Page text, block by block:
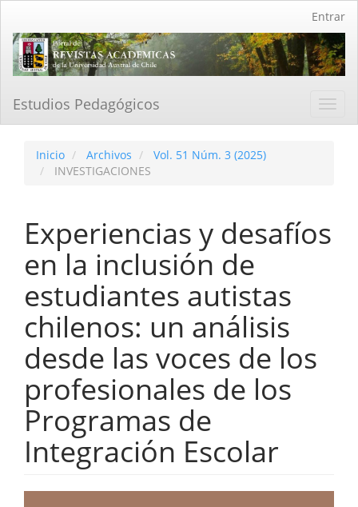
Contenido
principal
Barra
Entrar
Estudios Pedagógicos
Inicio Archivos
Vol. 51 Núm. 3 (2025)
INVESTIGACIONES
Experiencias y desafíos
en la inclusión de
estudiantes autistas
chilenos: un análisis
desde las voces de los
profesionales de los
Programas de
Integración Escolar